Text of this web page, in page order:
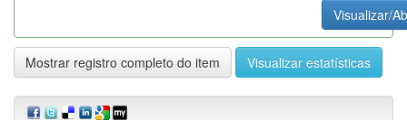
Visualizar/
Mostrar registro completo do item Visualizar estatísticas